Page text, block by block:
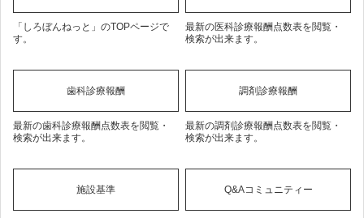
「しろぼんねっと」のTOPページで
す。
最新の医科診療報酬点数表を閲覧・
検索が出来ます。
歯科診療報酬
最新の歯科診療報酬点数表を閲覧・
検索が出来ます。
調剤診療報酬
最新の調剤診療報酬点数表を閲覧・
検索が出来ます。
施設基準 Q&Aコミュニティー